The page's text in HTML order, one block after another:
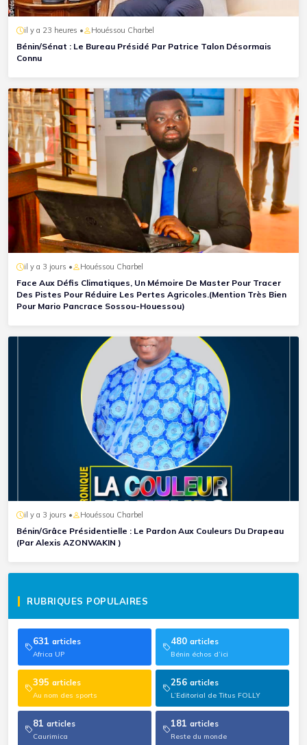
il y a 23 heures • Houéssou Charbel
Bénin/Sénat : Le Bureau Présidé Par Patrice Talon Désormais
Connu
il y a 3 jours • Houéssou Charbel
Face Aux Défis Climatiques, Un Mémoire De Master Pour Tracer
Des Pistes Pour Réduire Les Pertes Agricoles.(Mention Très Bien
Pour Mario Pancrace Sossou-Houessou)
il y a 3 jours • Houéssou Charbel
Bénin/Grâce Présidentielle : Le Pardon Aux Couleurs Du Drapeau
(Par Alexis AZONWAKIN )
RUBRIQUES POPULAIRES
631 articles
Africa UP
480 articles
Bénin échos d’ici
395 articles
Au nom des sports
256 articles
L’Editorial de Titus FOLLY
81 articles
Caurimica
181 articles
Reste du monde